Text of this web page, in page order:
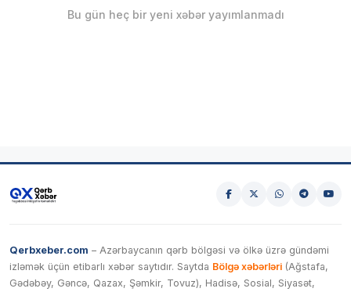
Bu gün heç bir yeni xəbər yayımlanmadı
Qerbxeber.com – Azərbaycanın qərb bölgəsi və ölkə üzrə gündəmi
izləmək üçün etibarlı xəbər saytıdır. Saytda Bölgə xəbərləri (Ağstafa,
Gədəbəy, Gəncə, Qazax, Şəmkir, Tovuz), Hadisə, Sosial, Siyasət,